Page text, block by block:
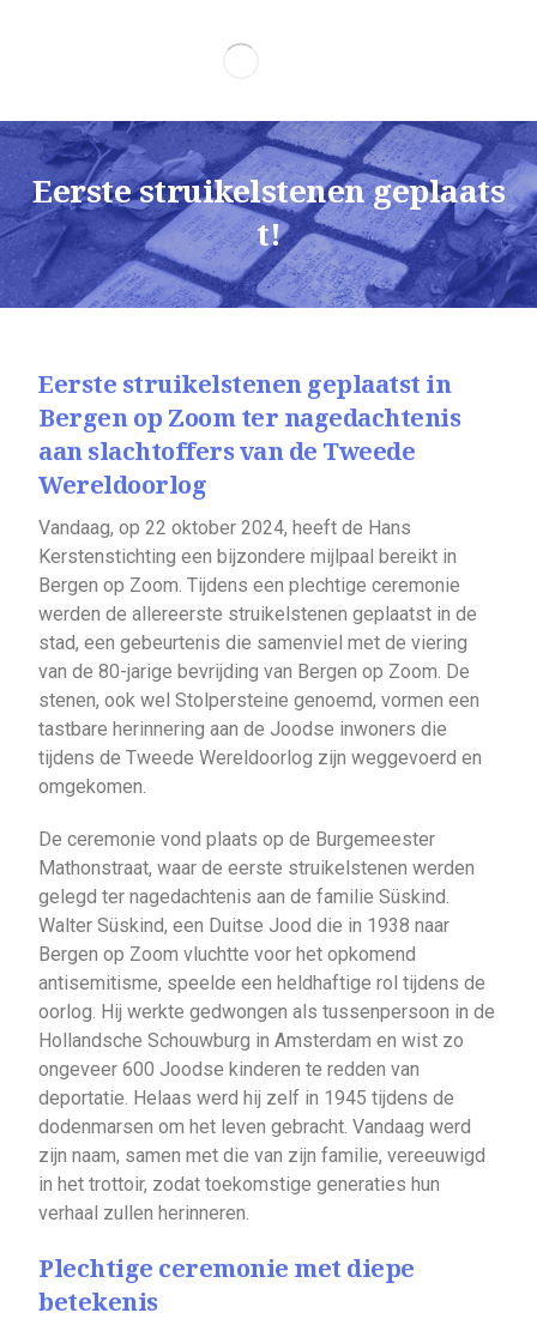
Eerste struikelstenen geplaats
t!
Eerste struikelstenen geplaatst in
Bergen op Zoom ter nagedachtenis
aan slachtoffers van de Tweede
Wereldoorlog
Vandaag, op 22 oktober 2024, heeft de Hans
Kerstenstichting een bijzondere mijlpaal bereikt in
Bergen op Zoom. Tijdens een plechtige ceremonie
werden de allereerste struikelstenen geplaatst in de
stad, een gebeurtenis die samenviel met de viering
van de 80-jarige bevrijding van Bergen op Zoom. De
stenen, ook wel Stolpersteine genoemd, vormen een
tastbare herinnering aan de Joodse inwoners die
tijdens de Tweede Wereldoorlog zijn weggevoerd en
omgekomen.
De ceremonie vond plaats op de Burgemeester
Mathonstraat, waar de eerste struikelstenen werden
gelegd ter nagedachtenis aan de familie Süskind.
Walter Süskind, een Duitse Jood die in 1938 naar
Bergen op Zoom vluchtte voor het opkomend
antisemitisme, speelde een heldhaftige rol tijdens de
oorlog. Hij werkte gedwongen als tussenpersoon in de
Hollandsche Schouwburg in Amsterdam en wist zo
ongeveer 600 Joodse kinderen te redden van
deportatie. Helaas werd hij zelf in 1945 tijdens de
dodenmarsen om het leven gebracht. Vandaag werd
zijn naam, samen met die van zijn familie, vereeuwigd
in het trottoir, zodat toekomstige generaties hun
verhaal zullen herinneren.
Plechtige ceremonie met diepe
betekenis